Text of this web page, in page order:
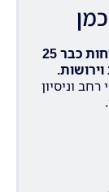
פירמת עורכי הדין רן רייכמן מלווה לקוחות כבר 25
וניסיון